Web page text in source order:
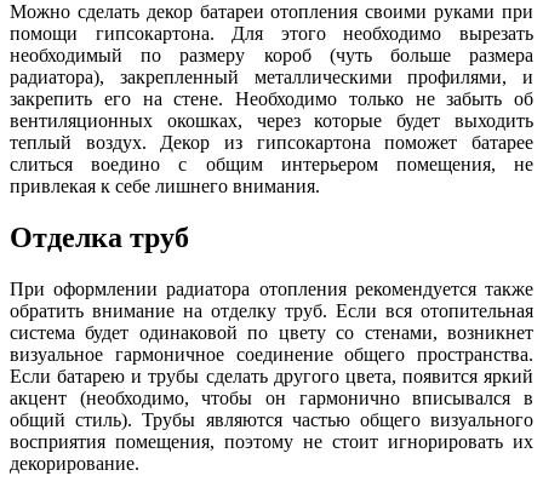
Можно сделать декор батареи отопления своими руками при
помощи гипсокартона. Для этого необходимо вырезать
необходимый по размеру короб (чуть больше размера
радиатора), закрепленный металлическими профилями, и
закрепить его на стене. Необходимо только не забыть об
вентиляционных окошках, через которые будет выходить
теплый воздух. Декор из гипсокартона поможет батарее
слиться воедино с общим интерьером помещения, не
привлекая к себе лишнего внимания.
Отделка труб
При оформлении радиатора отопления рекомендуется также
обратить внимание на отделку труб. Если вся отопительная
система будет одинаковой по цвету со стенами, возникнет
визуальное гармоничное соединение общего пространства.
Если батарею и трубы сделать другого цвета, появится яркий
акцент (необходимо, чтобы он гармонично вписывался в
общий стиль). Трубы являются частью общего визуального
восприятия помещения, поэтому не стоит игнорировать их
декорирование.